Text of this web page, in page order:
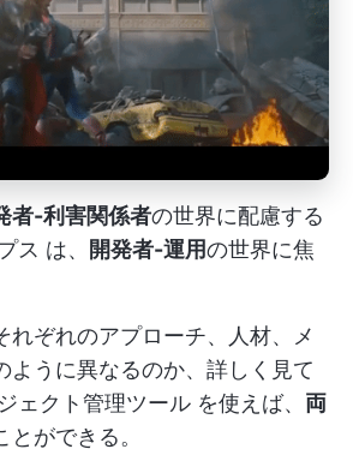
者-利害関係者の世界に配慮する
ス は、 開発者-運用の世界に焦
れぞれのアプローチ、人材、メ
ように異なるのか、詳しく見て
ェクト管理ツール を使えば、 両
ができる。